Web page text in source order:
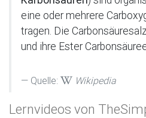
eine oder mehrere
tragen. Die
und ihre Ester
Quelle: Wikipedia
Lernvideos von